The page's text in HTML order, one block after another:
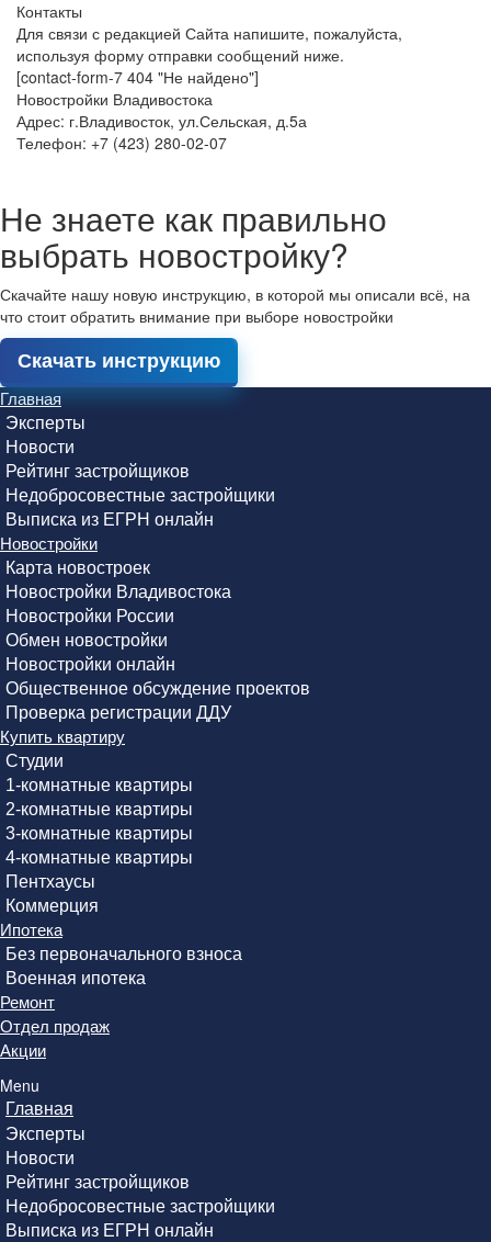
Контакты
Для связи с редакцией Сайта напишите, пожалуйста,
используя форму отправки сообщений ниже.
[contact-form-7 404 "Не найдено"]
Новостройки Владивостока
Адрес: г.Владивосток, ул.Сельская, д.5а
Телефон: +7 (423) 280-02-07
Не знаете как правильно
выбрать новостройку?
Скачайте нашу новую инструкцию, в которой мы описали всё, на
что стоит обратить внимание при выборе новостройки
Скачать инструкцию
Главная
Эксперты
Новости
Рейтинг застройщиков
Недобросовестные застройщики
Выписка из ЕГРН онлайн
Новостройки
Карта новостроек
Новостройки Владивостока
Новостройки России
Обмен новостройки
Новостройки онлайн
Общественное обсуждение проектов
Проверка регистрации ДДУ
Купить квартиру
Студии
1-комнатные квартиры
2-комнатные квартиры
3-комнатные квартиры
4-комнатные квартиры
Пентхаусы
Коммерция
Ипотека
Без первоначального взноса
Военная ипотека
Ремонт
Отдел продаж
Акции
Menu
Главная
Эксперты
Новости
Рейтинг застройщиков
Недобросовестные застройщики
Выписка из ЕГРН онлайн